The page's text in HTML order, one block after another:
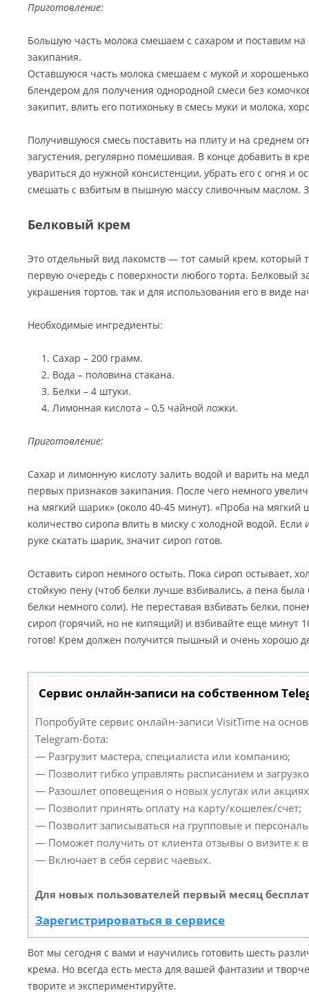
Приготовление:
Большую часть молока смешаем с сахаром и поставим
закипания.
Оставшуюся часть молока смешаем с мукой и
блендером для получения однородной смеси без
закипит, влить его потихоньку в смесь муки и молока,
Получившуюся смесь поставить на плиту и на среднем
загустения, регулярно помешивая. В конце добавить в
увариться до нужной консистенции, убрать его с огня и
смешать с взбитым в пышную массу сливочным маслом.
Белковый крем
Это отдельный вид лакомств — тот самый крем, который
первую очередь с поверхности любого торта. Белковый
украшения тортов, так и для использования его в виде
Необходимые ингредиенты:
Сахар – 200 грамм.
Вода – половина стакана.
Белки – 4 штуки.
Лимонная кислота – 0,5 чайной ложки.
Приготовление:
Сахар и лимонную кислоту залить водой и варить на
первых признаков закипания. После чего немного
на мягкий шарик» (около 40-45 минут). «Проба на
количество сиропа влить в миску с холодной водой.
руке скатать шарик, значит сироп готов.
Оставить сироп немного остыть. Пока сироп остывает,
стойкую пену (чтоб белки лучше взбивались, а пена была
белки немного соли). Не переставая взбивать белки,
сироп (горячий, но не кипящий) и взбивайте еще минут
готов! Крем должен получится пышный и очень хорошо
Сервис онлайн-записи на собственном
Попробуйте сервис онлайн-записи VisitTime на
Telegram-бота:
— Разгрузит мастера, специалиста или компанию;
— Позволит гибко управлять расписанием и
— Разошлет оповещения о новых услугах или
— Позволит принять оплату на карту/кошелек/счет;
— Позволит записываться на групповые и
— Поможет получить от клиента отзывы о визите к
— Включает в себя сервис чаевых.
Для новых пользователей первый месяц
Зарегистрироваться в сервисе
Вот мы сегодня с вами и научились готовить шесть
крема. Но всегда есть места для вашей фантазии и
творите и экспериментируйте.